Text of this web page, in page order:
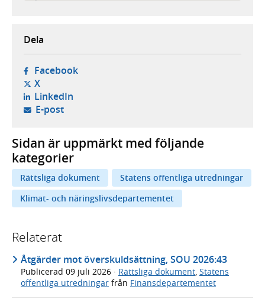
Dela
Facebook- öppnas i ny flik, extern webbplats,
X- öppnas i ny flik, extern webbplats,
LinkedIn- öppnas i ny flik, extern webbplats,
E-post- öppnar din e-postklient,
Sidan är uppmärkt med följande
kategorier
Rättsliga dokument
Statens offentliga utredningar
Klimat- och näringslivsdepartementet
Relaterat
Åtgärder mot överskuldsättning, SOU 2026:43
Publicerad 09 juli 2026 · Rättsliga dokument Statens
offentliga utredningar från Finansdepartementet